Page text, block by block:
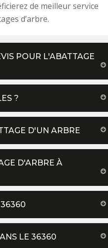
de meilleur service
d’arbre.
POUR L'ABATTAGE
?
D'UN ARBRE
D'ARBRE À
36360
LE 36360